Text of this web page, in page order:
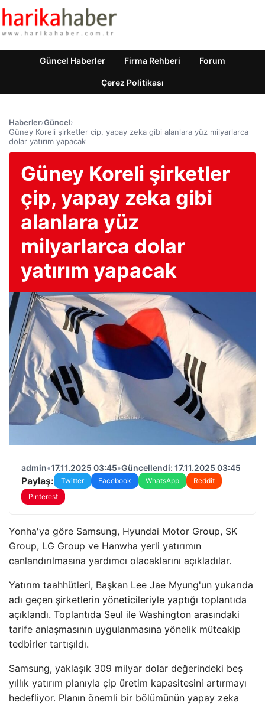
Güncel Haberler Firma Rehberi Forum
Çerez Politikası
Haberler›Güncel›
Güney Koreli şirketler çip, yapay zeka gibi alanlara yüz milyarlarca
dolar yatırım yapacak
Güney Koreli şirketler
çip, yapay zeka gibi
alanlara yüz
milyarlarca dolar
yatırım yapacak
admin•17.11.2025 03:45•Güncellendi: 17.11.2025 03:45
Paylaş: Twitter Facebook WhatsApp
Reddit
Pinterest
Yonha'ya göre Samsung, Hyundai Motor Group, SK
Group, LG Group ve Hanwha yerli yatırımın
canlandırılmasına yardımcı olacaklarını açıkladılar.
Yatırım taahhütleri, Başkan Lee Jae Myung'un yukarıda
adı geçen şirketlerin yöneticileriyle yaptığı toplantıda
açıklandı. Toplantıda Seul ile Washington arasındaki
tarife anlaşmasının uygulanmasına yönelik müteakip
tedbirler tartışıldı.
Samsung, yaklaşık 309 milyar dolar değerindeki beş
yıllık yatırım planıyla çip üretim kapasitesini artırmayı
hedefliyor. Planın önemli bir bölümünün yapay zeka